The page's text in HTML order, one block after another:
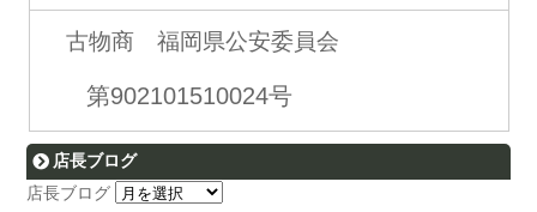
古物商 福岡県公安委員会
第902101510024号
店長ブログ
店長ブログ